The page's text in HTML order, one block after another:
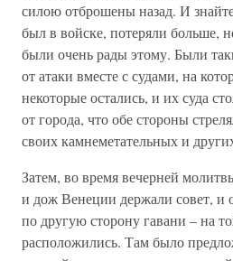
силою отброшены назад. И
был в войске, потеряли больше,
были очень рады этому. Были
от атаки вместе с судами, на
некоторые остались, и их суда
от города, что обе стороны
своих камнеметательных и
Затем, во время вечерней
и дож Венеции держали совет, и
по другую сторону гавани – на
расположились. Там было